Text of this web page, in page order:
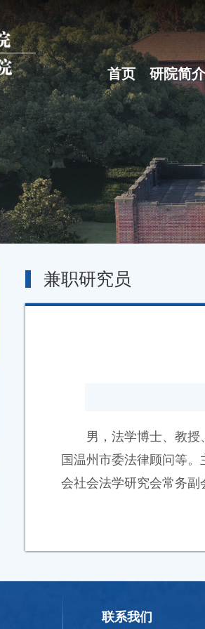
首页 研院简介
研
组织
现
行政
兼职研究员
男，法学博士、教
国温州市委法律顾问等
会社会法学研究会常务副
联系我们